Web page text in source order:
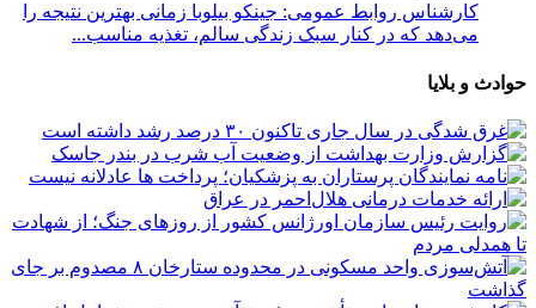
کارشناس روابط عمومی: جینکو بیلوبا زمانی بهترین نتیجه را
می‌دهد که در کنار سبک زندگی سالم، تغذیه مناسب...
حوادث و بلایا